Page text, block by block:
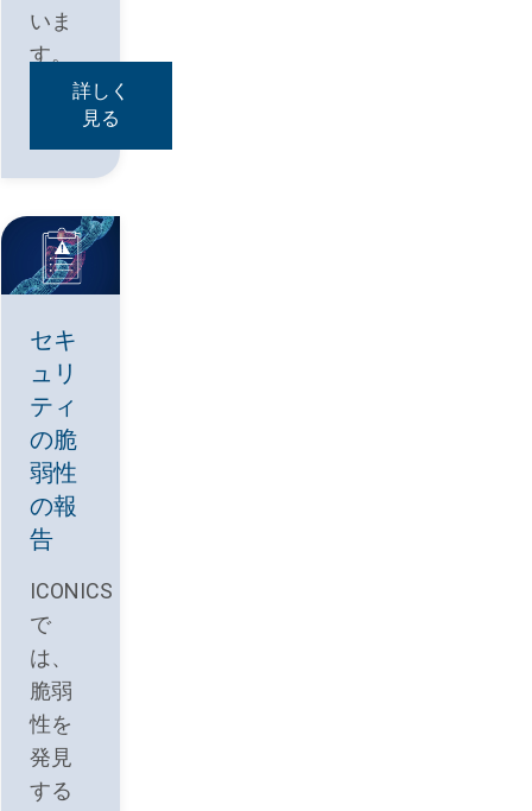
いま
す。
詳しく
見る
セキ
ュリ
ティ
の脆
弱性
の報
告
ICONICS
で
は、
脆弱
性を
発見
する